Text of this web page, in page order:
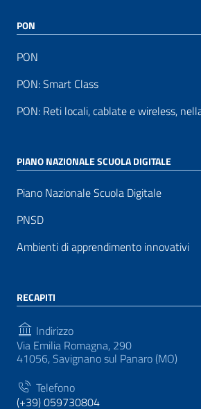
PON
PON
PON: Smart Class
PON: Reti locali, cablate e wireless,
PIANO NAZIONALE SCUOLA DIGITALE
Piano Nazionale Scuola Digitale
PNSD
Ambienti di apprendimento innovativi
RECAPITI
Indirizzo
Via Emilia Romagna, 290
41056, Savignano sul Panaro (MO)
Telefono
(+39) 059730804